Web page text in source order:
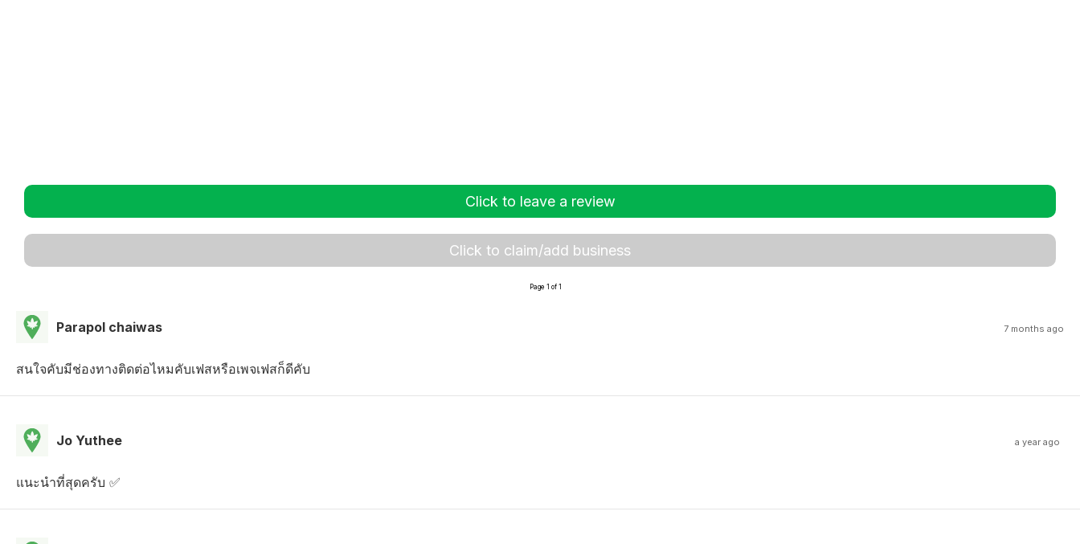
Click to leave a review
Click to claim/add business
Page 1 of 1
Parapol chaiwas 7 months ago
สนใจคับมีช่องทางติดต่อไหมคับเฟสหรือเพจเฟสก็ดีคับ
Jo Yuthee a year ago
แนะนำที่สุดครับ ✅